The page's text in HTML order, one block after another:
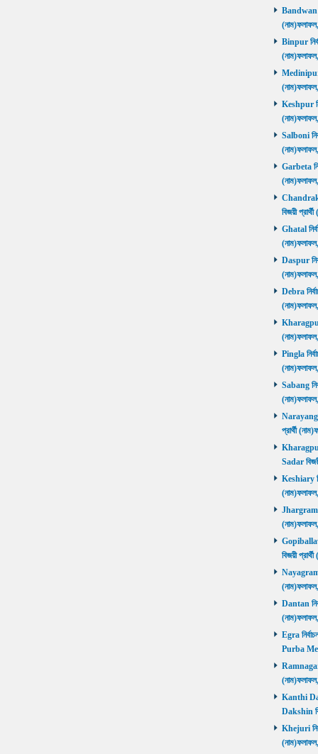
Bandwan
Binpur
Medinipur
Keshpur
Salboni
Garbeta
বিজয়ী
Ghatal
Daspur
Debra
Kharagpur
Pingla
Sabang
প্রার্থী
Kharagpur
Sadar
Keshiary
Jhargram
বিজয়ী
Nayagram
Dantan
Egra
Purba
Ramnagar
Kanthi
Dakshin
Khejuri